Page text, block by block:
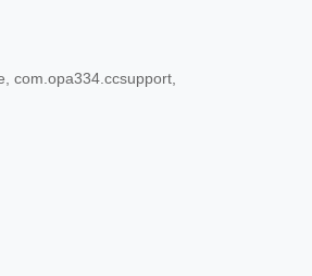
com.opa334.ccsupport,